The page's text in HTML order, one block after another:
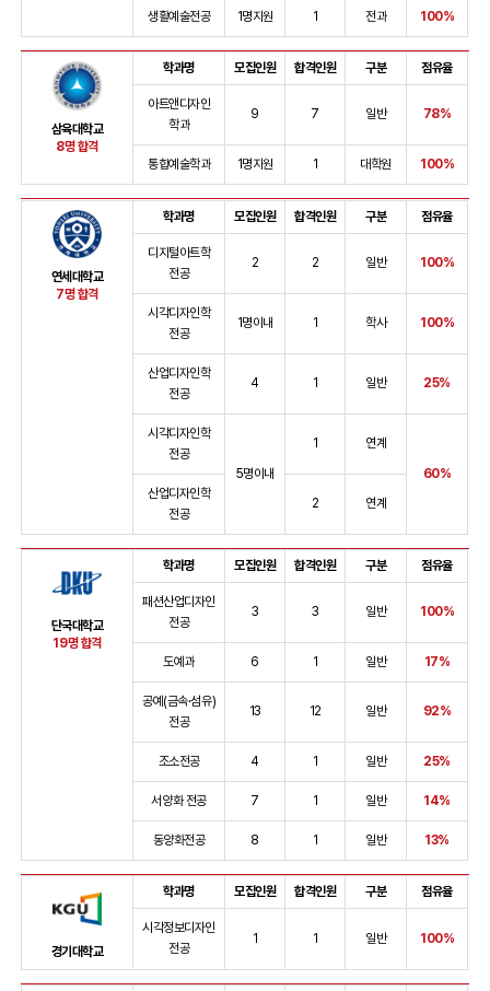
생활예술전공 1명지원 1 전과 100%
삼육대학교
8명 합격
학과명 모집인원 합격인원 구분 점유율
아트앤디자인
학과
9 7 일반 78%
통합예술학과 1명지원 1 대학원 100%
연세대학교
7명 합격
학과명 모집인원 합격인원 구분 점유율
디지털아트학
전공
2 2 일반 100%
시각디자인학
전공
1명이내 1 학사 100%
산업디자인학
전공
4 1 일반 25%
시각디자인학
전공
5명이내
1
연계
60%
산업디자인학
전공
2 연계
단국대학교
19명 합격
학과명 모집인원 합격인원 구분 점유율
패션산업디자인
전공
3 3 일반 100%
도예과 6 1 일반 17%
공예(금속·섬유)
전공
13 12 일반 92%
조소전공 4 1 일반 25%
서양화 전공 7 1 일반 14%
동양화전공 8 1 일반 13%
경기대학교
학과명 모집인원 합격인원 구분 점유율
시각정보디자인
전공
1 1 일반 100%